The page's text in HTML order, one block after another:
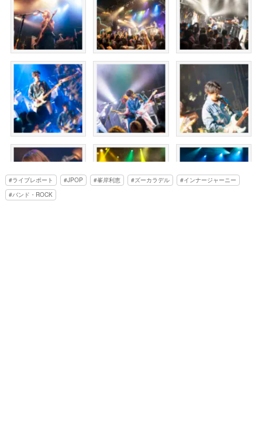
ライブレポート JPOP 峯岸利恵 ズーカラデル
インナージャーニー
バンド・ROCK